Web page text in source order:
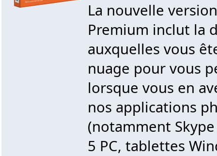
La nouvelle
Premium inclut la
auxquelles vous
nuage pour vous
lorsque vous en
nos applications
(notamment
5 PC, tablettes